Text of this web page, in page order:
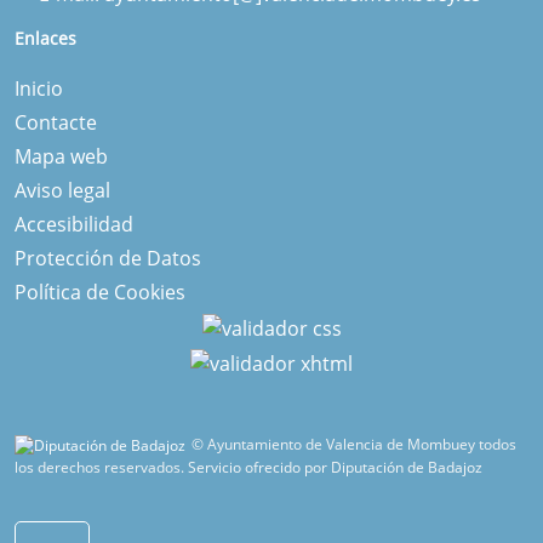
Enlaces
Inicio
Contacte
Mapa web
Aviso legal
Accesibilidad
Protección de Datos
Política de Cookies
© Ayuntamiento de Valencia de Mombuey todos
los derechos reservados.Servicio ofrecido por Diputación de Badajoz